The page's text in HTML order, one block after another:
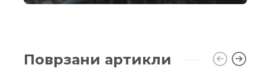
Поврзани артикли